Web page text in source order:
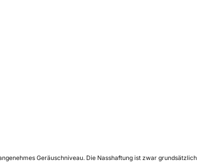
Geräuschniveau. Die Nasshaftung ist zwar grundsätzlich